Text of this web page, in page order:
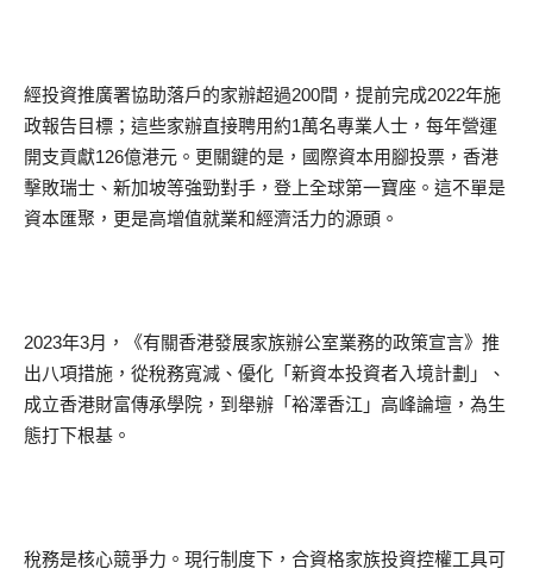
經投資推廣署協助落戶的家辦超過200間，提前完成2022年施
政報告目標；這些家辦直接聘用約1萬名專業人士，每年營運
開支貢獻126億港元。更關鍵的是，國際資本用腳投票，香港
擊敗瑞士、新加坡等強勁對手，登上全球第一寶座。這不單是
資本匯聚，更是高增值就業和經濟活力的源頭。
2023年3月，《有關香港發展家族辦公室業務的政策宣言》推
出八項措施，從稅務寬減、優化「新資本投資者入境計劃」、
成立香港財富傳承學院，到舉辦「裕澤香江」高峰論壇，為生
態打下根基。
稅務是核心競爭力。現行制度下，合資格家族投資控權工具可